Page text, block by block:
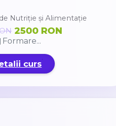
Nutriție și Alimentație
Formare...
2500 RON
curs